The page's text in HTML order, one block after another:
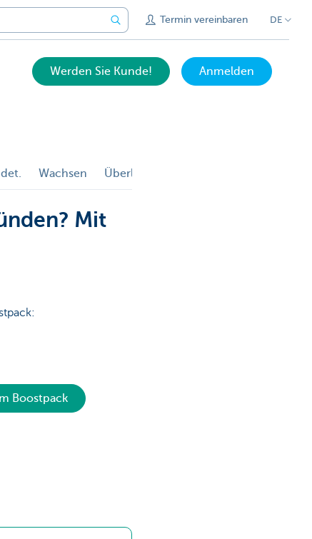
Termin vereinbaren DE
Werden Sie Kunde! Anmelden
Wachsen Überlassen
Mit
Boostpack